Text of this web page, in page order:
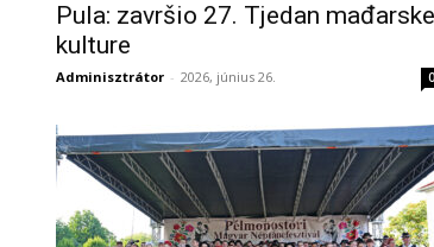
Pula: završio 27. Tjedan mađarske
kulture
Adminisztrátor - 2026, június 26. 0